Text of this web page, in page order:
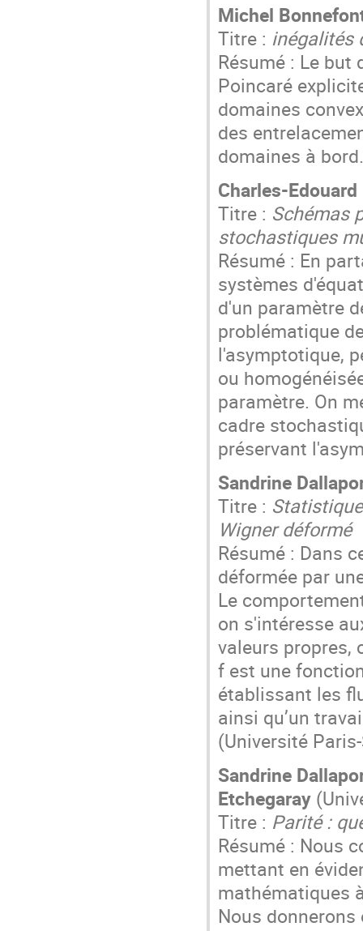
Michel
Titre : inégalités
Résumé : Le
Poincaré
domaines
des
domaines à
Charles-
Titre : Schémas
stochastiques
Résumé : En
systèmes
d'un paramètre
problématique
l'asymptotique,
ou
paramètre. On
cadre
préservant
Sandrine
Titre :
Wigner déformé
Résumé : Dans
déformée par
Le
on s'intéresse
valeurs propres,
f est une
établissant les
ainsi qu’un
(Université
Sandrine
Etchegaray
Titre : Parité :
Résumé : Nous
mettant en
mathématiques
Nous